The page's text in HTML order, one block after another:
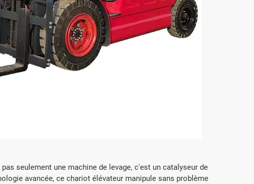
seulement une machine de levage, c'est un catalyseur de
avancée, ce chariot élévateur manipule sans problème
batterie :
plomb-acide/lithium
En savoir plus  Obtenir un devis
Type de batterie :
Batterie plomb-acide/lithium
En savoir plus